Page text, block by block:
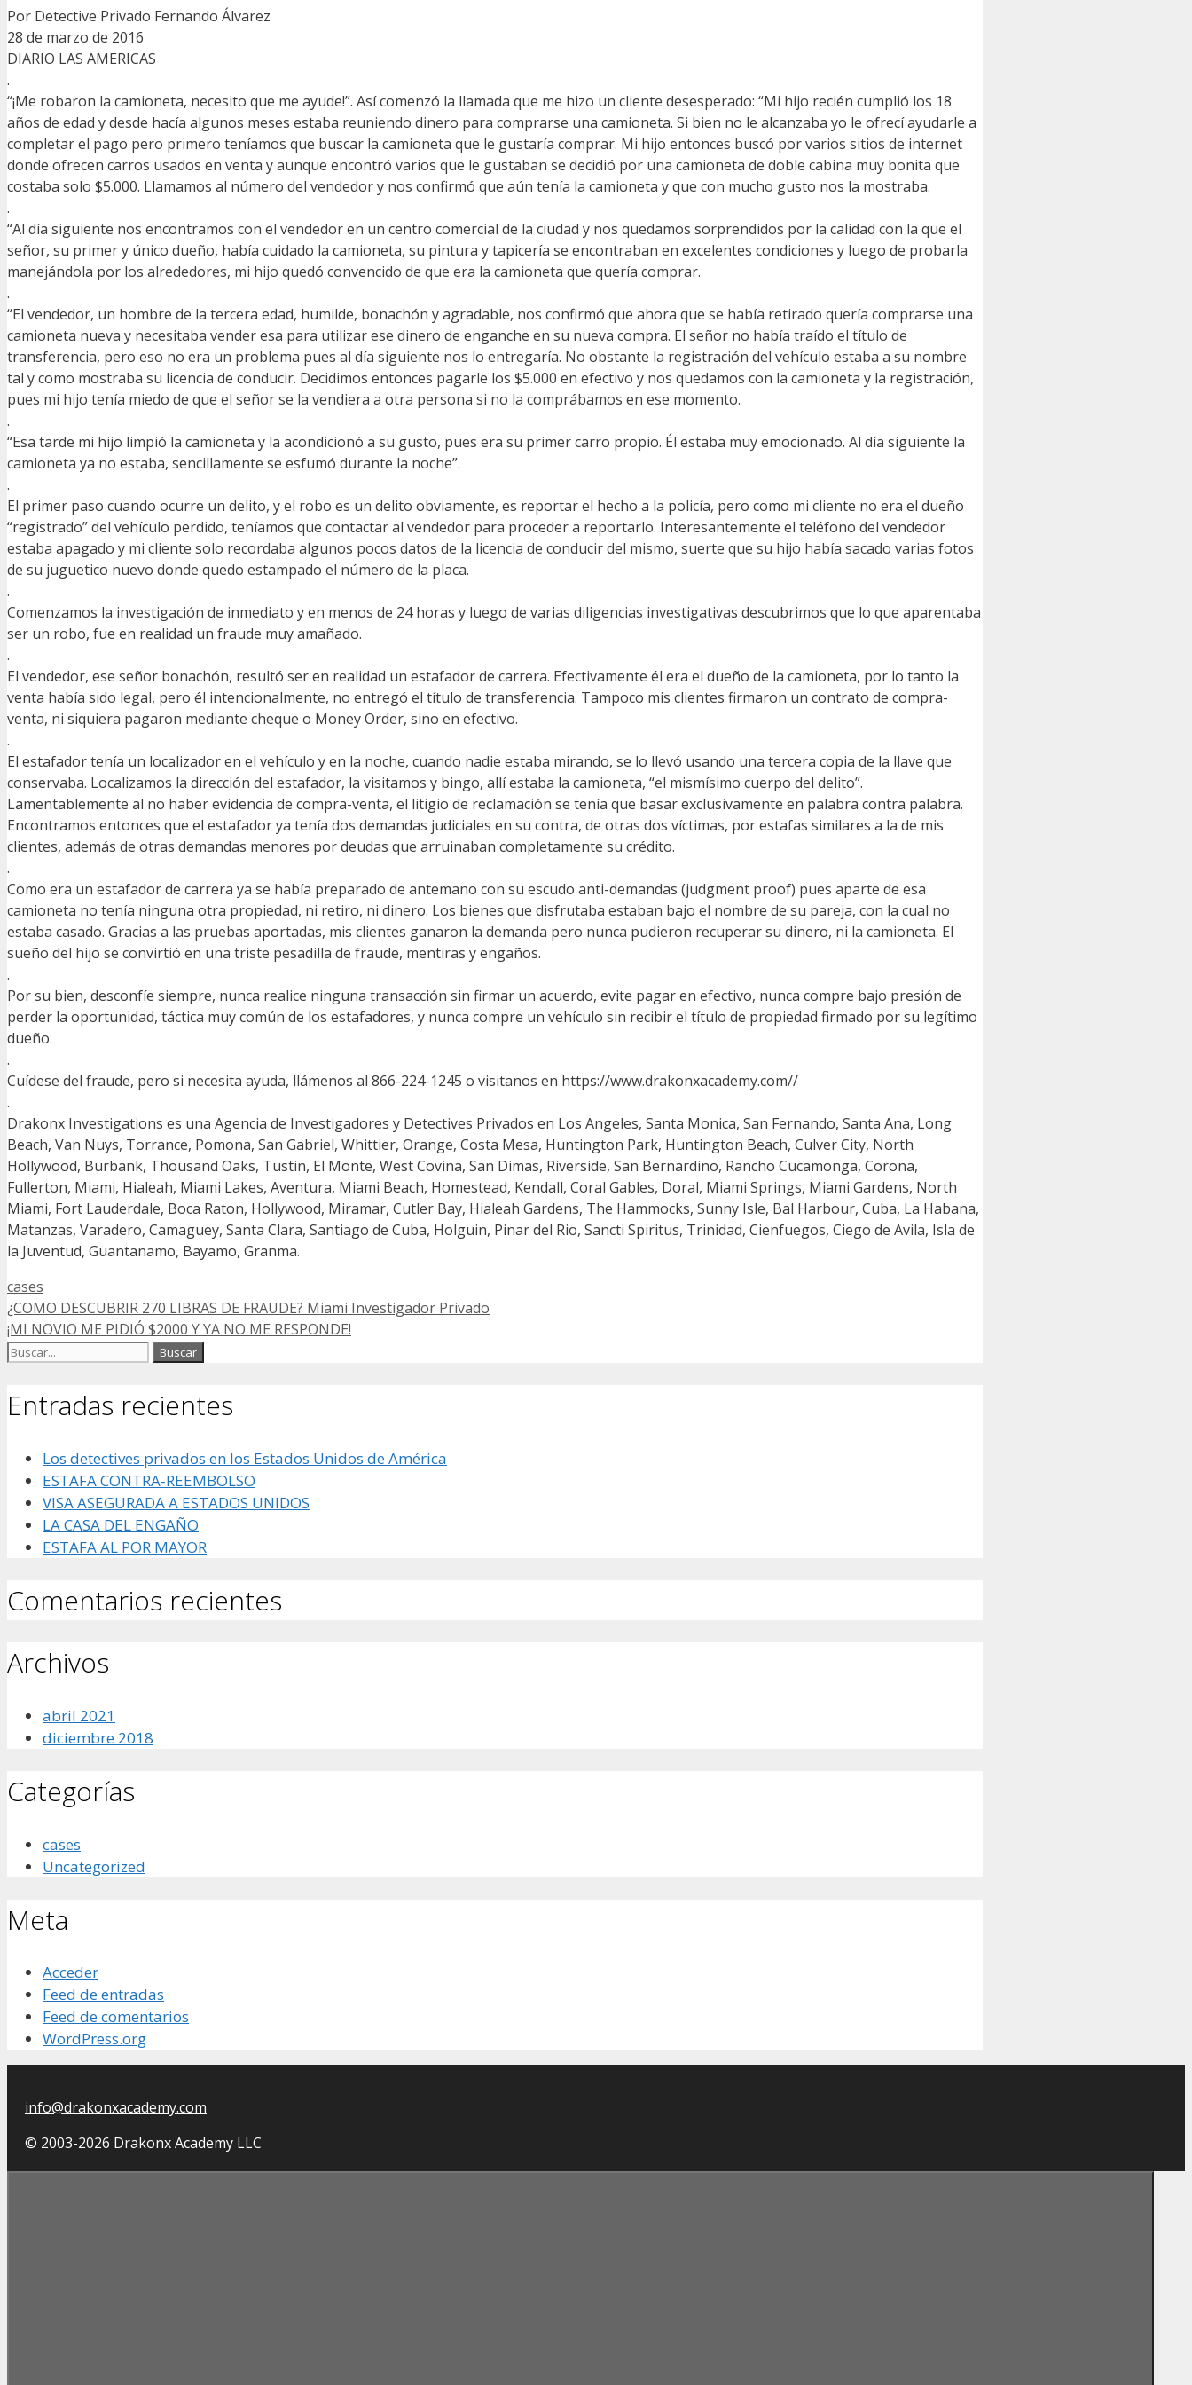
Por Detective Privado Fernando Álvarez
28 de marzo de 2016
DIARIO LAS AMERICAS
.
“¡Me robaron la camioneta, necesito que me ayude!”. Así comenzó la llamada que me hizo un cliente desesperado: “Mi hijo recién cumplió los 18
años de edad y desde hacía algunos meses estaba reuniendo dinero para comprarse una camioneta. Si bien no le alcanzaba yo le ofrecí ayudarle a
completar el pago pero primero teníamos que buscar la camioneta que le gustaría comprar. Mi hijo entonces buscó por varios sitios de internet
donde ofrecen carros usados en venta y aunque encontró varios que le gustaban se decidió por una camioneta de doble cabina muy bonita que
costaba solo $5.000. Llamamos al número del vendedor y nos confirmó que aún tenía la camioneta y que con mucho gusto nos la mostraba.
.
“Al día siguiente nos encontramos con el vendedor en un centro comercial de la ciudad y nos quedamos sorprendidos por la calidad con la que el
señor, su primer y único dueño, había cuidado la camioneta, su pintura y tapicería se encontraban en excelentes condiciones y luego de probarla
manejándola por los alrededores, mi hijo quedó convencido de que era la camioneta que quería comprar.
.
“El vendedor, un hombre de la tercera edad, humilde, bonachón y agradable, nos confirmó que ahora que se había retirado quería comprarse una
camioneta nueva y necesitaba vender esa para utilizar ese dinero de enganche en su nueva compra. El señor no había traído el título de
transferencia, pero eso no era un problema pues al día siguiente nos lo entregaría. No obstante la registración del vehículo estaba a su nombre
tal y como mostraba su licencia de conducir. Decidimos entonces pagarle los $5.000 en efectivo y nos quedamos con la camioneta y la registración,
pues mi hijo tenía miedo de que el señor se la vendiera a otra persona si no la comprábamos en ese momento.
.
“Esa tarde mi hijo limpió la camioneta y la acondicionó a su gusto, pues era su primer carro propio. Él estaba muy emocionado. Al día siguiente la
camioneta ya no estaba, sencillamente se esfumó durante la noche”.
.
El primer paso cuando ocurre un delito, y el robo es un delito obviamente, es reportar el hecho a la policía, pero como mi cliente no era el dueño
“registrado” del vehículo perdido, teníamos que contactar al vendedor para proceder a reportarlo. Interesantemente el teléfono del vendedor
estaba apagado y mi cliente solo recordaba algunos pocos datos de la licencia de conducir del mismo, suerte que su hijo había sacado varias fotos
de su juguetico nuevo donde quedo estampado el número de la placa.
.
Comenzamos la investigación de inmediato y en menos de 24 horas y luego de varias diligencias investigativas descubrimos que lo que aparentaba
ser un robo, fue en realidad un fraude muy amañado.
.
El vendedor, ese señor bonachón, resultó ser en realidad un estafador de carrera. Efectivamente él era el dueño de la camioneta, por lo tanto la
venta había sido legal, pero él intencionalmente, no entregó el título de transferencia. Tampoco mis clientes firmaron un contrato de compra-
venta, ni siquiera pagaron mediante cheque o Money Order, sino en efectivo.
.
El estafador tenía un localizador en el vehículo y en la noche, cuando nadie estaba mirando, se lo llevó usando una tercera copia de la llave que
conservaba. Localizamos la dirección del estafador, la visitamos y bingo, allí estaba la camioneta, “el mismísimo cuerpo del delito”.
Lamentablemente al no haber evidencia de compra-venta, el litigio de reclamación se tenía que basar exclusivamente en palabra contra palabra.
Encontramos entonces que el estafador ya tenía dos demandas judiciales en su contra, de otras dos víctimas, por estafas similares a la de mis
clientes, además de otras demandas menores por deudas que arruinaban completamente su crédito.
.
Como era un estafador de carrera ya se había preparado de antemano con su escudo anti-demandas (judgment proof) pues aparte de esa
camioneta no tenía ninguna otra propiedad, ni retiro, ni dinero. Los bienes que disfrutaba estaban bajo el nombre de su pareja, con la cual no
estaba casado. Gracias a las pruebas aportadas, mis clientes ganaron la demanda pero nunca pudieron recuperar su dinero, ni la camioneta. El
sueño del hijo se convirtió en una triste pesadilla de fraude, mentiras y engaños.
.
Por su bien, desconfíe siempre, nunca realice ninguna transacción sin firmar un acuerdo, evite pagar en efectivo, nunca compre bajo presión de
perder la oportunidad, táctica muy común de los estafadores, y nunca compre un vehículo sin recibir el título de propiedad firmado por su legítimo
dueño.
.
Cuídese del fraude, pero si necesita ayuda, llámenos al 866-224-1245 o visitanos en https://www.drakonxacademy.com//
.
Drakonx Investigations es una Agencia de Investigadores y Detectives Privados en Los Angeles, Santa Monica, San Fernando, Santa Ana, Long
Beach, Van Nuys, Torrance, Pomona, San Gabriel, Whittier, Orange, Costa Mesa, Huntington Park, Huntington Beach, Culver City, North
Hollywood, Burbank, Thousand Oaks, Tustin, El Monte, West Covina, San Dimas, Riverside, San Bernardino, Rancho Cucamonga, Corona,
Fullerton, Miami, Hialeah, Miami Lakes, Aventura, Miami Beach, Homestead, Kendall, Coral Gables, Doral, Miami Springs, Miami Gardens, North
Miami, Fort Lauderdale, Boca Raton, Hollywood, Miramar, Cutler Bay, Hialeah Gardens, The Hammocks, Sunny Isle, Bal Harbour, Cuba, La Habana,
Matanzas, Varadero, Camaguey, Santa Clara, Santiago de Cuba, Holguin, Pinar del Rio, Sancti Spiritus, Trinidad, Cienfuegos, Ciego de Avila, Isla de
la Juventud, Guantanamo, Bayamo, Granma.
Categorías
cases
¿COMO DESCUBRIR 270 LIBRAS DE FRAUDE? Miami Investigador Privado
¡MI NOVIO ME PIDIÓ $2000 Y YA NO ME RESPONDE!
Buscar:
Entradas recientes
Los detectives privados en los Estados Unidos de América
ESTAFA CONTRA-REEMBOLSO
VISA ASEGURADA A ESTADOS UNIDOS
LA CASA DEL ENGAÑO
ESTAFA AL POR MAYOR
Comentarios recientes
Archivos
abril 2021
diciembre 2018
Categorías
cases
Uncategorized
Meta
Acceder
Feed de entradas
Feed de comentarios
WordPress.org
info@drakonxacademy.com
© 2003-2026 Drakonx Academy LLC